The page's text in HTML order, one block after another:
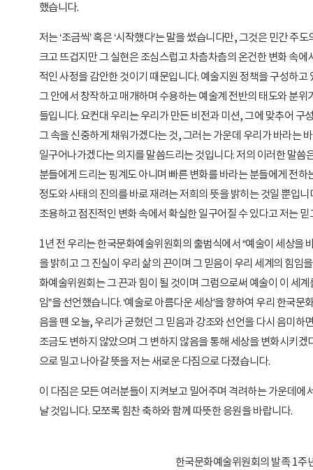
했습니다.
저는 ‘조금씩’ 혹은 ‘시작했다’는 말을 썼습니다만, 그것은 민간 주
크고 뜨겁지만 그 실현은 조심스럽고 차츰차츰의 온건한 변화 속에
적인 사정을 감안한 것이기 때문입니다. 예술지원 정책을 구성하고
그 안에서 창작하고 매개하며 수용하는 예술계 전반의 태도와 분위
들입니다. 요컨대 우리는 우리가 만든 비전과 미션, 그에 맞추어 구
그 속을 신중하게 채워가겠다는 것, 그러는 가운데 우리가 바라는
일구어나가겠다는 의지를 말씀드리는 것입니다. 저의 이러한 말씀
분들에게 드리는 핑계도 아니며 빠른 변화를 바라는 분들에게 전하
정도와 사태의 진의를 바로 재려는 저희의 뜻을 밝히는 것일 뿐입
조용하고 점진적인 변화 속에서 확실한 일구어질 수 있다고 저는 믿
1년 전 우리는 한국문화예술위원회의 출범식에서 “예술이 세상을
을 밝히고 그 진실이 우리 삶의 끈이며 그 믿음이 우리 세계의 힘임
화예술위원회는 그 끈과 힘이 될 것이며 그럼으로써 예술이 이 세
임”을 선언했습니다. ‘예술로 아름다운 세상’을 향하여 우리 한국문
음을 뗀 오늘, 우리가 굳혔던 그 믿음과 강조와 선언을 다시 음미하
조금도 변하지 않았으며 그 변하지 않음을 통해 세상을 변화시키겠
으로 밀고 나아갈 뜻을 저는 새로운 다짐으로 다졌습니다.
이 다짐은 모든 여러분들이 지켜보고 밀어주며 격려하는 가운데에
날 것입니다. 모쪼록 힘찬 축하와 함께 따뜻한 응원을 바랍니다.
한국문화예술위원회의 발족 1